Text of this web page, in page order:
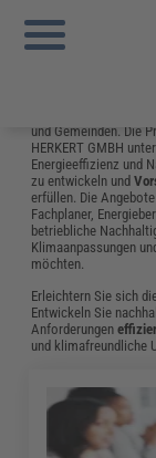
Sie sind hier:
Sustainability
Der Bereich Energie
und Gemeinden. Die
HERKERT GMBH
Energieeffizienz und
zu entwickeln und
erfüllen. Die
Fachplaner,
betriebliche
Klimaanpassungen
möchten.
Erleichtern Sie sich
Entwickeln Sie
Anforderungen
und klimafreundliche